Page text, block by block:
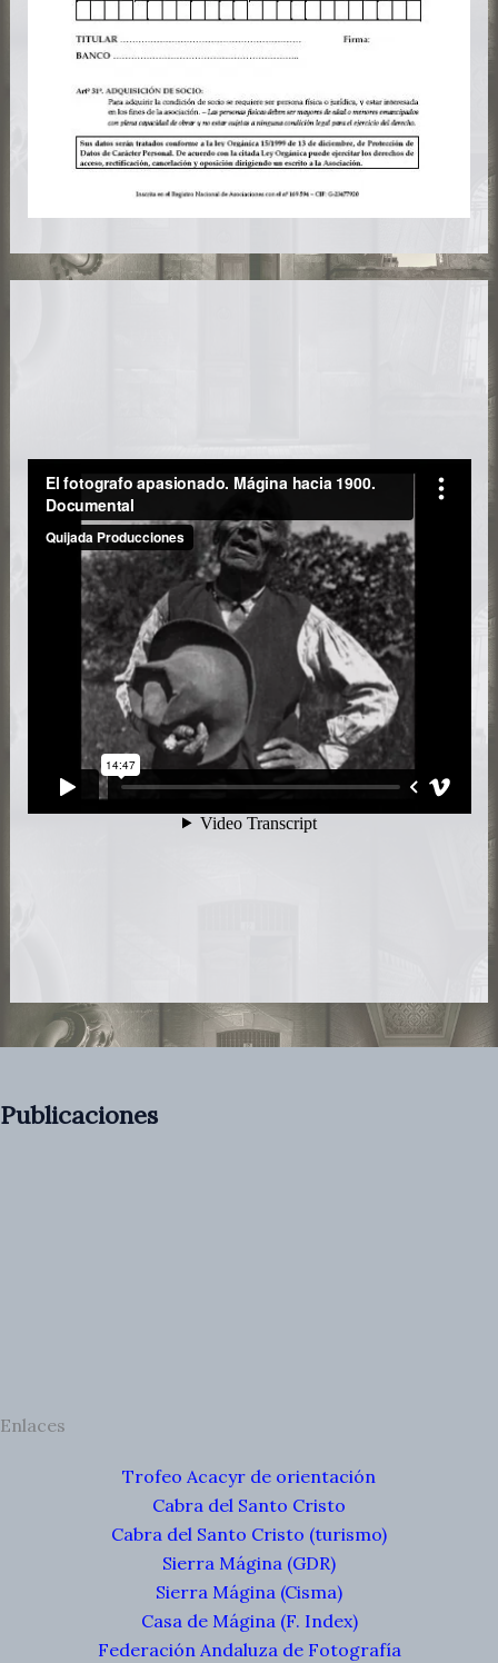
Publicaciones
Enlaces
Trofeo Acacyr de orientación
Cabra del Santo Cristo
Cabra del Santo Cristo (turismo)
Sierra Mágina (GDR)
Sierra Mágina (Cisma)
Casa de Mágina (F. Index)
Federación Andaluza de Fotografía